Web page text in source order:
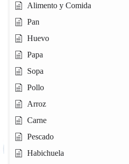
Alimento y Comida
Pan
Huevo
Papa
Sopa
Pollo
Arroz
Carne
Pescado
Habichuela